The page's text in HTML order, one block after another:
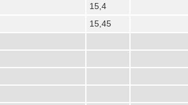
15,4
15,45